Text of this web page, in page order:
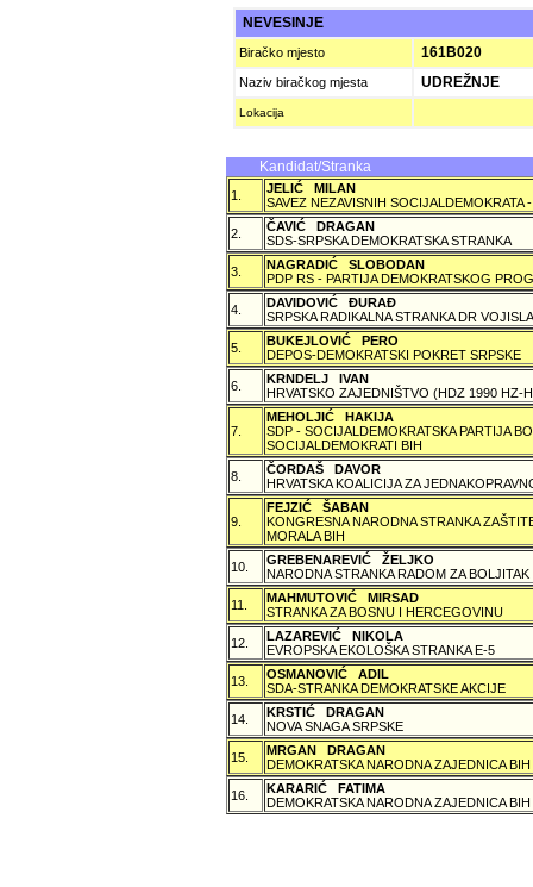
NEVESINJE
Biračko mjesto 161B020
Naziv biračkog mjesta UDREŽNJE
Lokacija
Kandidat/Stranka
1.
JELIĆ MILAN
SAVEZ NEZAVISNIH SOCIJALDEMOKRATA
2.
ČAVIĆ DRAGAN
SDS-SRPSKA DEMOKRATSKA STRANKA
3.
NAGRADIĆ SLOBODAN
PDP RS - PARTIJA DEMOKRATSKOG
4.
DAVIDOVIĆ ÐURAÐ
SRPSKA RADIKALNA STRANKA DR
5.
BUKEJLOVIĆ PERO
DEPOS-DEMOKRATSKI POKRET SRPSKE
6.
KRNDELJ IVAN
HRVATSKO ZAJEDNIŠTVO (HDZ 1990 HZ-
7.
MEHOLJIĆ HAKIJA
SDP - SOCIJALDEMOKRATSKA PARTIJA
SOCIJALDEMOKRATI BIH
8.
ČORDAŠ DAVOR
HRVATSKA KOALICIJA ZA
9.
FEJZIĆ ŠABAN
KONGRESNA NARODNA STRANKA
MORALA BIH
10.
GREBENAREVIĆ ŽELJKO
NARODNA STRANKA RADOM ZA BOLJITAK
11.
MAHMUTOVIĆ MIRSAD
STRANKA ZA BOSNU I HERCEGOVINU
12.
LAZAREVIĆ NIKOLA
EVROPSKA EKOLOŠKA STRANKA E-5
13.
OSMANOVIĆ ADIL
SDA-STRANKA DEMOKRATSKE AKCIJE
14.
KRSTIĆ DRAGAN
NOVA SNAGA SRPSKE
15.
MRGAN DRAGAN
DEMOKRATSKA NARODNA ZAJEDNICA BIH
16.
KARARIĆ FATIMA
DEMOKRATSKA NARODNA ZAJEDNICA BIH